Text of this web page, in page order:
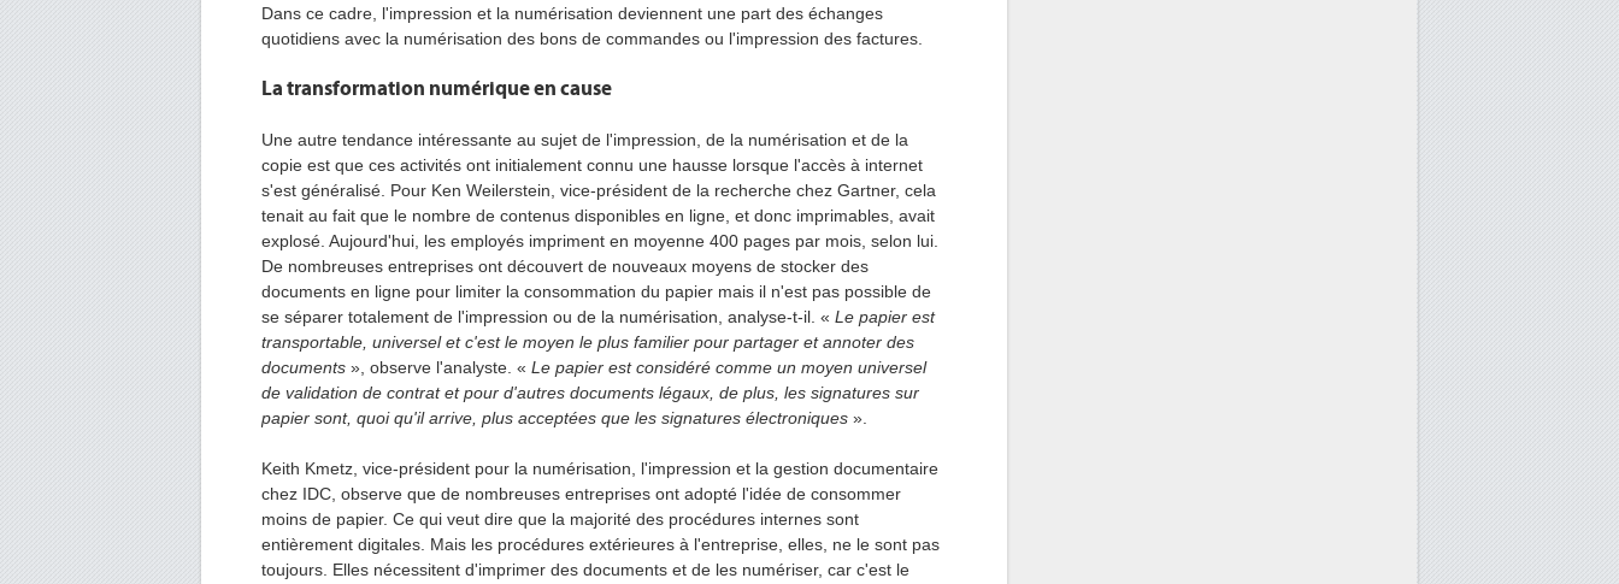
Dans ce cadre, l'impression et la numérisation deviennent une part des échanges
quotidiens avec la numérisation des bons de commandes ou l'impression des factures.
La transformation numérique en cause
Une autre tendance intéressante au sujet de l'impression, de la numérisation et de la
copie est que ces activités ont initialement connu une hausse lorsque l'accès à internet
s'est généralisé. Pour Ken Weilerstein, vice-président de la recherche chez Gartner, cela
tenait au fait que le nombre de contenus disponibles en ligne, et donc imprimables, avait
explosé. Aujourd'hui, les employés impriment en moyenne 400 pages par mois, selon lui.
De nombreuses entreprises ont découvert de nouveaux moyens de stocker des
documents en ligne pour limiter la consommation du papier mais il n'est pas possible de
se séparer totalement de l'impression ou de la numérisation, analyse-t-il. « Le papier est
transportable, universel et c'est le moyen le plus familier pour partager et annoter des
documents », observe l'analyste. « Le papier est considéré comme un moyen universel
de validation de contrat et pour d'autres documents légaux, de plus, les signatures sur
papier sont, quoi qu'il arrive, plus acceptées que les signatures électroniques ».
Keith Kmetz, vice-président pour la numérisation, l'impression et la gestion documentaire
chez IDC, observe que de nombreuses entreprises ont adopté l'idée de consommer
moins de papier. Ce qui veut dire que la majorité des procédures internes sont
entièrement digitales. Mais les procédures extérieures à l'entreprise, elles, ne le sont pas
toujours. Elles nécessitent d'imprimer des documents et de les numériser, car c'est le